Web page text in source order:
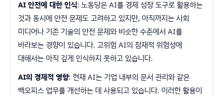
AI 안전에 대한 인식: 노동당은 AI를 경제 성장 도구로 활용하는
것과 동시에 안전 문제도 고려하고 있지만, 아직까지는 사회
미디어나 기존 기술의 안전 문제와 비슷한 수준에서 AI를
바라보는 경향이 있습니다. 고위험 AI의 잠재적 위험성에
대해서는 아직 깊게 인식하지 못하고 있습니다.
AI의 경제적 영향: 현재 AI는 기업 내부의 문서 관리와 같은
백오피스 업무를 개선하는 데 사용되고 있습니다. 이러한 활용이